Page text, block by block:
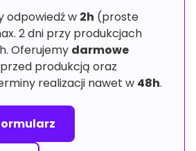
odpowiedź w 2h (proste
2 dni przy produkcjach
Oferujemy darmowe
przed produkcją oraz
realizacji nawet w 48h.